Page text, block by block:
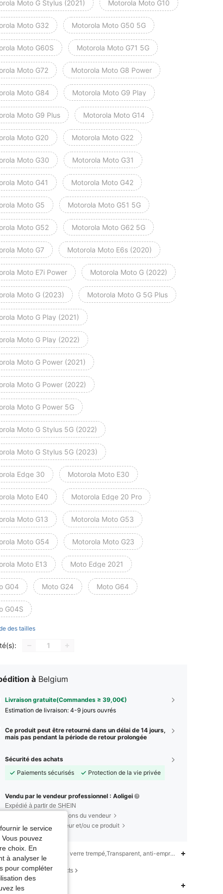
Moto G Stylus (2021) Motorola Moto G10
Moto G32 Motorola Moto G50 5G
Moto G60S Motorola Moto G71 5G
Moto G72 Motorola Moto G8 Power
Moto G84 Motorola Moto G9 Play
Moto G9 Plus Motorola Moto G14
Moto G20 Motorola Moto G22
Moto G30 Motorola Moto G31
Moto G41 Motorola Moto G42
Moto G5 Motorola Moto G51 5G
Moto G52 Motorola Moto G62 5G
Moto G7 Motorola Moto E6s (2020)
Moto E7i Power Motorola Moto G (2022)
Moto G (2023) Motorola Moto G 5G Plus
Moto G Play (2021)
Moto G Play (2022)
Moto G Power (2021)
Moto G Power (2022)
Moto G Power 5G
Moto G Stylus 5G (2022)
Moto G Stylus 5G (2023)
Edge 30 Motorola Moto E30
Moto E40 Motorola Edge 20 Pro
Moto G13 Motorola Moto G53
Moto G54 Motorola Moto G23
Moto E13 Moto Edge 2021
G04 Moto G24 Moto G64
G04S
des tailles
à Belgium
Livraison gratuite(Commandes ≥ 39,00€)
Estimation de livraison: 4-9 jours ouvrés
Ce produit peut être retourné dans un délai de 14 jours,
mais pas pendant la période de retour prolongée
Sécurité des achats
Paiements sécurisés
Protection de la vie privée
Vendu par le vendeur professionnel : Aoligei
Expédié à partir de SHEIN
Informations et obligations du vendeur
Pour signaler ce vendeur et/ou ce produit
Protection en verre trempé,Transparent, anti-empreintes digitales,
de sécurité et contacts
& Mesures
4,85 309
4,85
le service
pouvez
choix. En
à analyser le
pour compléter
des
les